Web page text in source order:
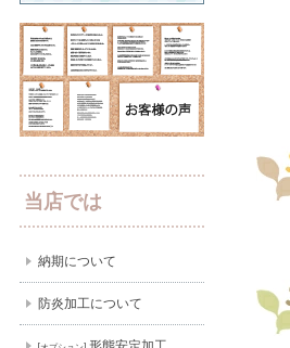
当店では
納期について
防炎加工について